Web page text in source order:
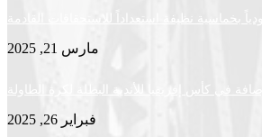
بخماسية نظيفة استعداداً للاستحقاقات القادمة
مارس 21, 2025
في كأس إفريقيا للأندية البطلة لكرة الطاولة
فبراير 26, 2025